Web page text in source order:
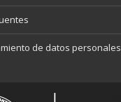
de datos personales